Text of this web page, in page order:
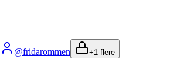
@fridarommen +1 flere